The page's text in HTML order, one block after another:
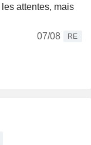
attentes, mais
07/08
RE